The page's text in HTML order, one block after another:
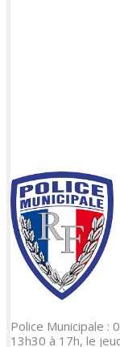
Police Municipale :
13h30 à 17h, le